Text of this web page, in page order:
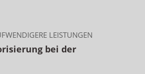
LEISTUNGEN
bei der